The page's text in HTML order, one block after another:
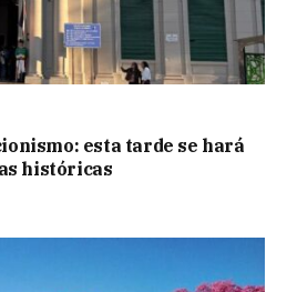
esta tarde se hará
históricas